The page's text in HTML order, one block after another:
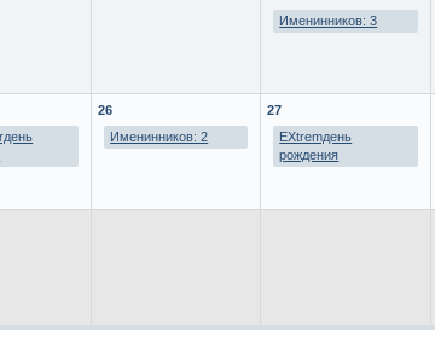
Именинников: 3
26
Именинников: 2
27
EXtremдень
рождения